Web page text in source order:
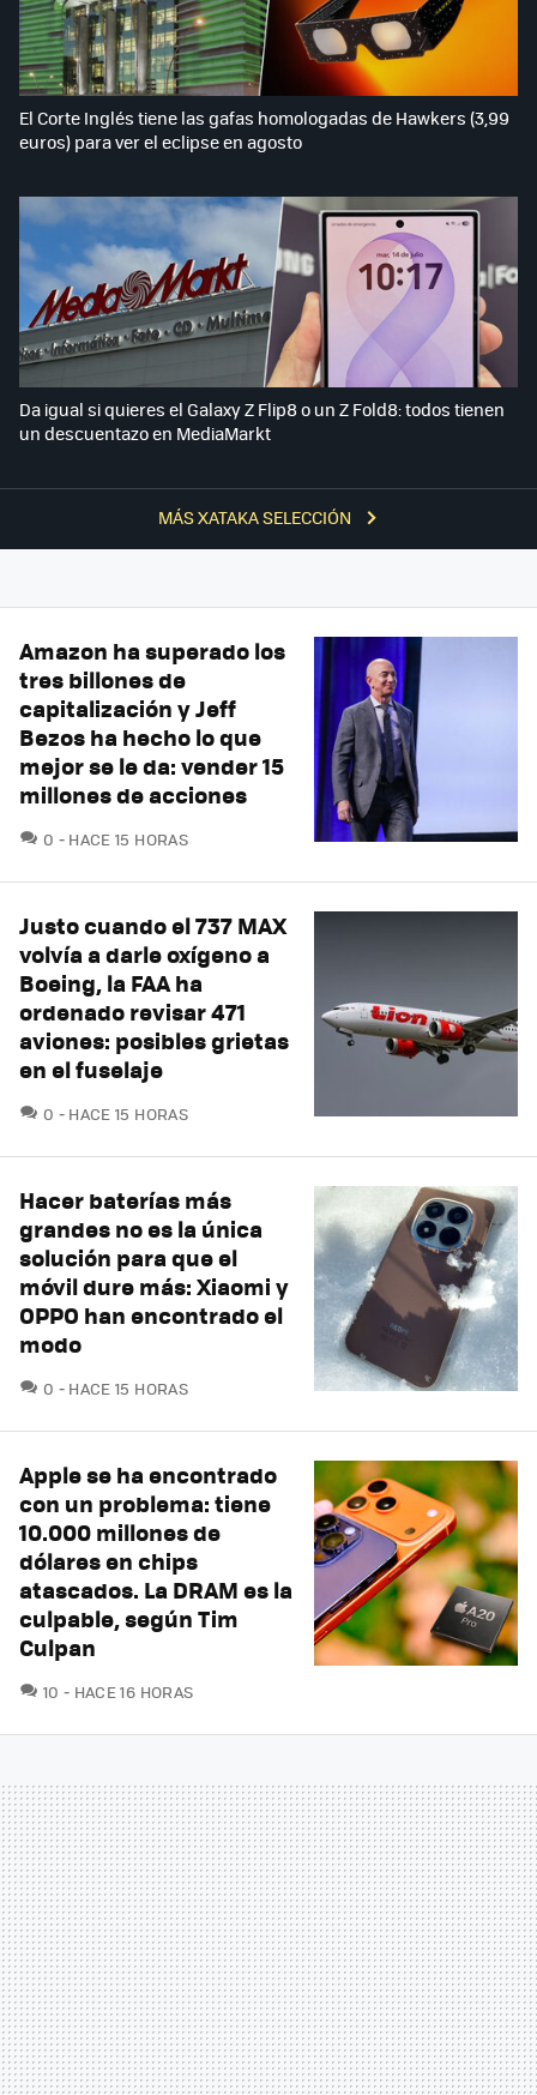
MÁS XATAKA SELECCIÓN
El Corte Inglés tiene las gafas homologadas de Hawkers (3,99
euros) para ver el eclipse en agosto
Da igual si quieres el Galaxy Z Flip8 o un Z Fold8: todos tienen
un descuentazo en MediaMarkt
Amazon ha superado los
tres billones de
capitalización y Jeff
Bezos ha hecho lo que
mejor se le da: vender 15
millones de acciones
0 COMENTARIOS
HACE 15 HORAS
Justo cuando el 737 MAX
volvía a darle oxígeno a
Boeing, la FAA ha
ordenado revisar 471
aviones: posibles grietas
en el fuselaje
0 COMENTARIOS
HACE 15 HORAS
Hacer baterías más
grandes no es la única
solución para que el
móvil dure más: Xiaomi y
OPPO han encontrado el
modo
0 COMENTARIOS
HACE 15 HORAS
Apple se ha encontrado
con un problema: tiene
10.000 millones de
dólares en chips
atascados. La DRAM es la
culpable, según Tim
Culpan
10 COMENTARIOS
HACE 16 HORAS